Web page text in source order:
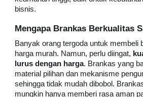
bisnis.
Mengapa Brankas Berkualitas
Banyak orang tergoda untuk membeli
harga murah. Namun, perlu diingat,
lurus dengan harga. Brankas yang
material pilihan dan mekanisme
sehingga tidak mudah dibobol.
mungkin hanya memberi rasa aman